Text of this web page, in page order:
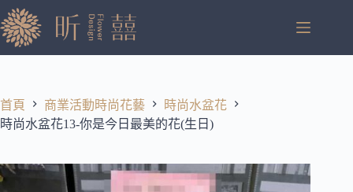
跳
至
容
首頁 商業活動時尚花藝
時尚水盆花
時尚水盆花13-你是今日最美的花(生日)